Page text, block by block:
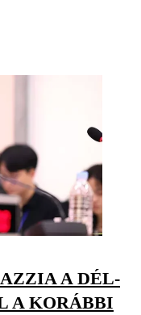
A DÉL-
A KORÁBBI